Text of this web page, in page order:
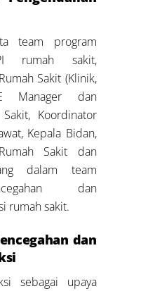
team program
rumah sakit,
Sakit (Klinik,
Manager dan
Koordinator
Kepala Bidan,
Sakit dan
dalam team
dan
rumah sakit.
dan
sebagai upaya